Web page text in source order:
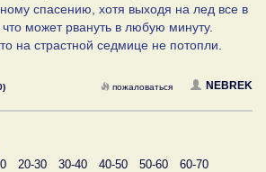
спасению, хотя выходя на лед все в
может рвануть в любую минуту.
на страстной седмице не потопли.
NEBREK
пожаловаться
20-30 30-40 40-50 50-60
60-70